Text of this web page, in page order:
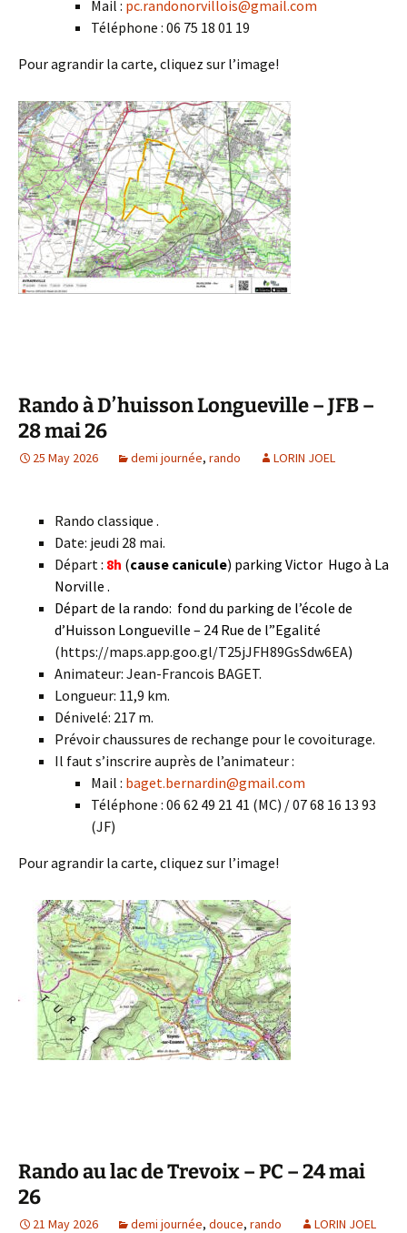
Mail : pc.randonorvillois@gmail.com
Téléphone : 06 75 18 01 19
Pour agrandir la carte, cliquez sur l’image!
Rando à D’huisson Longueville – JFB –
28 mai 26
25 May 2026 demi journée, rando LORIN JOEL
Rando classique .
Date: jeudi 28 mai.
Départ: 8h (cause canicule) parking Victor Hugo à La
Norville .
Départ de la rando: fond du parking de l’école de
d’Huisson Longueville – 24 Rue de l”Egalité
(https://maps.app.goo.gl/T25jJFH89GsSdw6EA)
Animateur: Jean-Francois BAGET.
Longueur: 11,9 km.
Dénivelé: 217 m.
Prévoir chaussures de rechange pour le covoiturage.
Il faut s’inscrire auprès de l’animateur :
Mail : baget.bernardin@gmail.com
Téléphone : 06 62 49 21 41 (MC) / 07 68 16 13 93
(JF)
Pour agrandir la carte, cliquez sur l’image!
Rando au lac de Trevoix – PC – 24 mai
26
21 May 2026 demi journée, douce, rando LORIN JOEL